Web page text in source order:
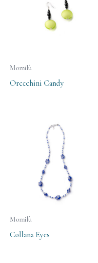
Momilù
Orecchini Candy
Momilù
Collana Eyes